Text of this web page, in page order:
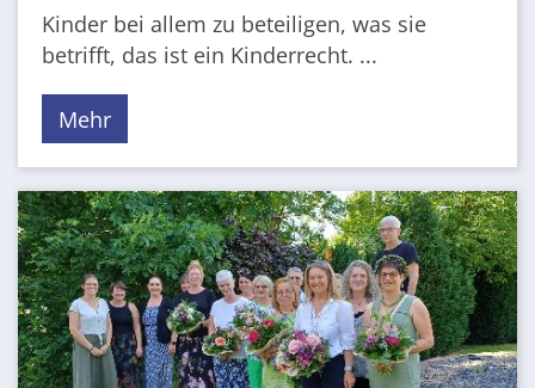
Kinder bei allem zu beteiligen, was sie
betrifft, das ist ein Kinderrecht. ...
Mehr